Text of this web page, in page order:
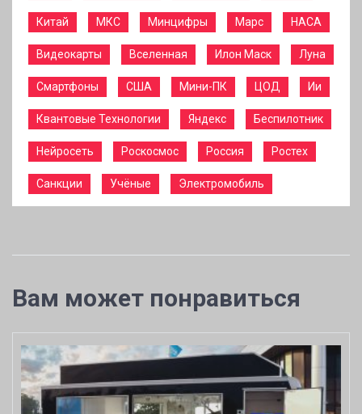
Китай МКС Минцифры Марс НАСА
Видеокарты Вселенная Илон Маск Луна
Смартфоны США Мини-ПК ЦОД Ии
Квантовые Технологии Яндекс Беспилотник
Нейросеть Роскосмос Россия Ростех
Санкции Учёные Электромобиль
Вам может понравиться